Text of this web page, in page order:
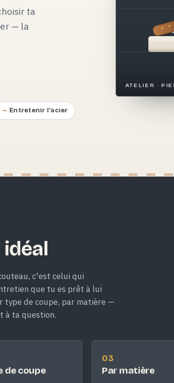
ta
— la
Entretenir l'acier
ATELIER ·
c'est celui qui
que tu es prêt à lui
type de coupe, par matière —
à ta question.
de coupe
03
Par matière